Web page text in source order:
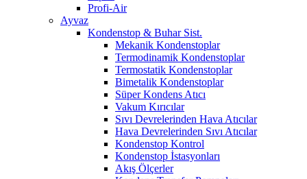
Profi-Air
Ayvaz
Kondenstop & Buhar Sist.
Mekanik Kondenstoplar
Termodinamik Kondenstoplar
Termostatik Kondenstoplar
Bimetalik Kondenstoplar
Süper Kondens Atıcı
Vakum Kırıcılar
Sıvı Devrelerinden Hava Atıcılar
Hava Devrelerinden Sıvı Atıcılar
Kondenstop Kontrol
Kondenstop İstasyonları
Akış Ölçerler